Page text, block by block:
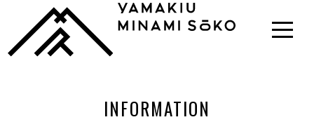
INFORMATION